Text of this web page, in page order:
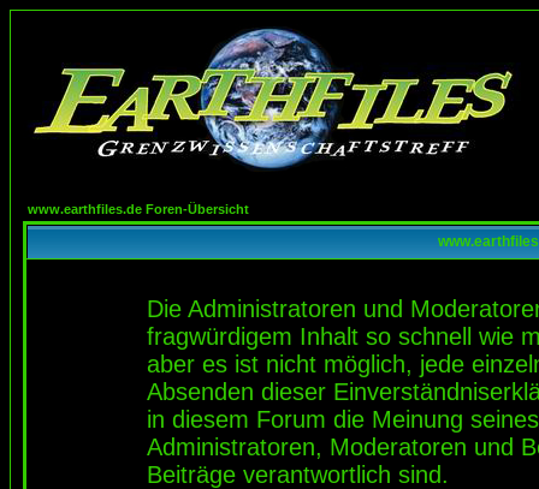
www.earthfiles.de Foren-Übersicht
Die Administratoren und
fragwürdigem Inhalt so schnell wie
aber es ist nicht möglich, jede
Absenden dieser
in diesem Forum die Meinung
Administratoren, Moderatoren und
Beiträge verantwortlich sind.